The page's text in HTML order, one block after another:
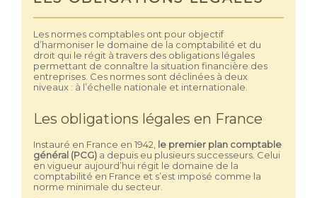
Les normes comptables ont pour objectif
d’harmoniser le domaine de la comptabilité et du
droit qui le régit à travers des obligations légales
permettant de connaître la situation financière des
entreprises. Ces normes sont déclinées à deux
niveaux : à l’échelle nationale et internationale.
Les obligations légales en France
Instauré en France en 1942, le premier plan comptable
général (PCG) a depuis eu plusieurs successeurs. Celui
en vigueur aujourd’hui régit le domaine de la
comptabilité en France et s’est imposé comme la
norme minimale du secteur.